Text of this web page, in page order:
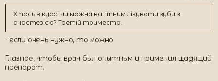
Хтось в курсі чи можна вагітним лікувати зуби з
анастезією? Третій триместр.
- если очень нужно, то можно
Главное, чтобы врач был опытным и применил щадящий
препарат.